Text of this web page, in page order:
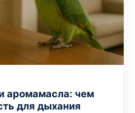
аромамасла: чем
для дыхания